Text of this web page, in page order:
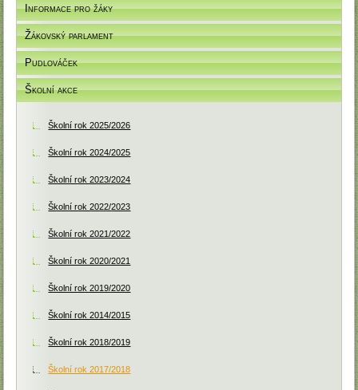
Informace pro žáky
Žákovský parlament
Pudlováček
Školní akce
Školní rok 2025/2026
Školní rok 2024/2025
Školní rok 2023/2024
Školní rok 2022/2023
Školní rok 2021/2022
Školní rok 2020/2021
Školní rok 2019/2020
Školní rok 2014/2015
Školní rok 2018/2019
Školní rok 2017/2018